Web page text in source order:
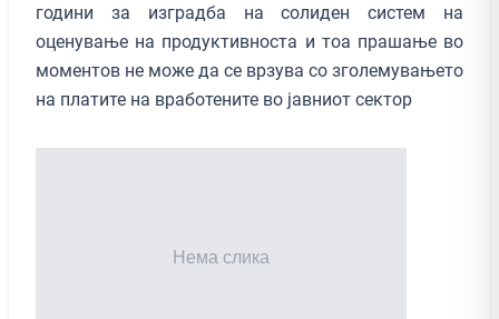
години за изградба на солиден систем на
оценување на продуктивноста и тоа прашање во
моментов не може да се врзува со зголемувањето
на платите на вработените во јавниот сектор